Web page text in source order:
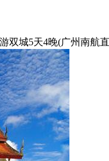
双城5天4晚(广州南航